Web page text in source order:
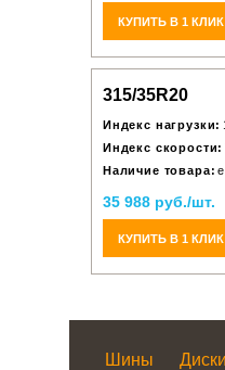
КУПИТЬ В 1 КЛИК
315/35R20
Индекс нагрузки:
Индекс скорости:
Наличие товара:
35 988 руб./шт.
КУПИТЬ В 1 КЛИК
Шины Диски